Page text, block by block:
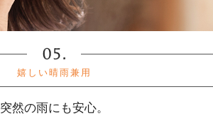
嬉しい晴雨兼用
突然の雨にも安心。